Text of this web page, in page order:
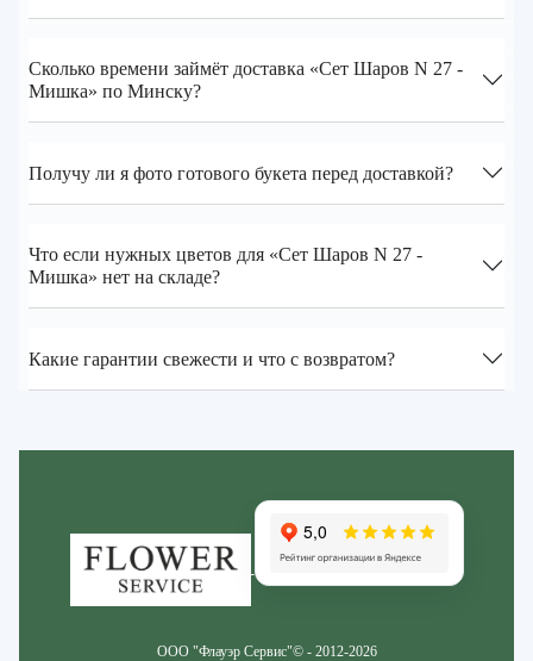
Сколько времени займёт доставка «Сет Шаров N 27 -
Мишка» по Минску?
Получу ли я фото готового букета перед доставкой?
Что если нужных цветов для «Сет Шаров N 27 -
Мишка» нет на складе?
Какие гарантии свежести и что с возвратом?
ООО "Флауэр Сервис"© - 2012-2026